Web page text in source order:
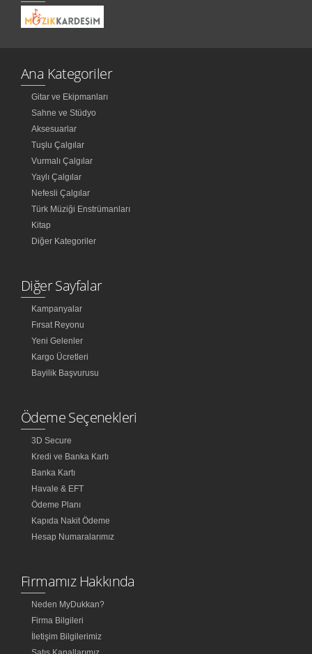
Ana Kategoriler
Gitar ve Ekipmanları
Sahne ve Stüdyo
Aksesuarlar
Tuşlu Çalgılar
Vurmalı Çalgılar
Yaylı Çalgılar
Nefesli Çalgılar
Türk Müziği Enstrümanları
Kitap
Diğer Kategoriler
Diğer Sayfalar
Kampanyalar
Fırsat Reyonu
Yeni Gelenler
Kargo Ücretleri
Bayilik Başvurusu
Ödeme Seçenekleri
3D Secure
Kredi ve Banka Kartı
Banka Kartı
Havale & EFT
Ödeme Planı
Kapıda Nakit Ödeme
Hesap Numaralarımız
Firmamız Hakkında
Neden MyDukkan?
Firma Bilgileri
İletişim Bilgilerimiz